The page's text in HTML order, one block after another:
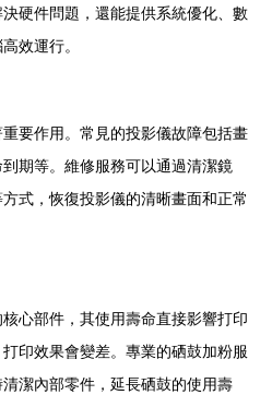
硬件問題，還能提供系統優化、數
效運行。
要作用。常見的投影儀故障包括畫
期等。維修服務可以通過清潔鏡
式，恢復投影儀的清晰畫面和正常
心部件，其使用壽命直接影響打印
印效果會變差。專業的硒鼓加粉服
潔內部零件，延長硒鼓的使用壽